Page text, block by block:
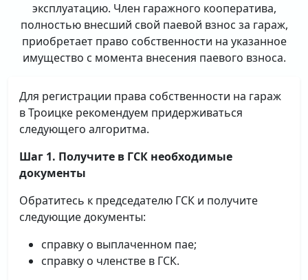
эксплуатацию. Член гаражного кооператива,
полностью внесший свой паевой взнос за гараж,
приобретает право собственности на указанное
имущество с момента внесения паевого взноса.
Для регистрации права собственности на гараж
в Троицке рекомендуем придерживаться
следующего алгоритма.
Шаг 1. Получите в ГСК необходимые
документы
Обратитесь к председателю ГСК и получите
следующие документы:
справку о выплаченном пае;
справку о членстве в ГСК.